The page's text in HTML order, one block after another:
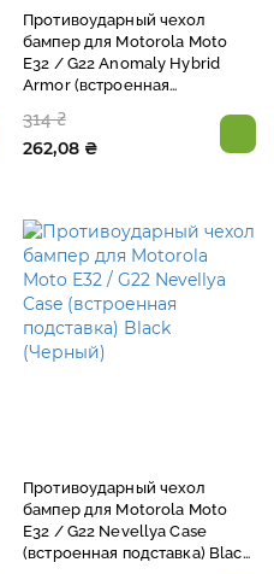
Противоударный чехол
бампер для Motorola Moto
E32 / G22 Anomaly Hybrid
Armor (встроенная
314 ₴
262,08 ₴
Противоударный чехол
бампер для Motorola Moto
E32 / G22 Nevellya Case
(встроенная подставка) Black